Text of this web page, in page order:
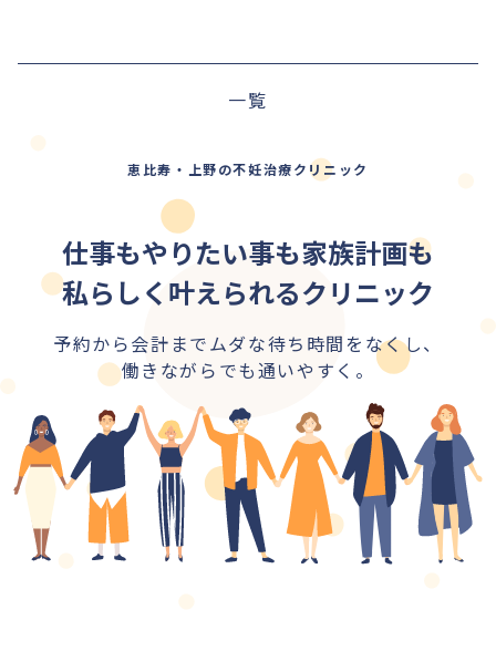
一覧
恵比寿・上野の不妊治療クリニック
仕事もやりたい事も家族計画も
私らしく叶えられるクリニック
予約から会計までムダな待ち時間をなくし、
働きながらでも通いやすく。